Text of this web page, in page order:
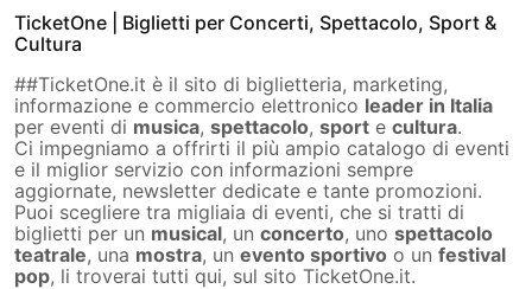
TicketOne | Biglietti per Concerti, Spettacolo, Sport &
Cultura
##TicketOne.it è il sito di biglietteria, marketing,
informazione e commercio elettronico leader in Italia
per eventi di musica, spettacolo, sport e cultura.
Ci impegniamo a offrirti il più ampio catalogo di eventi
e il miglior servizio con informazioni sempre
aggiornate, newsletter dedicate e tante promozioni.
Puoi scegliere tra migliaia di eventi, che si tratti di
biglietti per un musical, un concerto, uno spettacolo
teatrale, una mostra, un evento sportivo o un festival
pop, li troverai tutti qui, sul sito TicketOne.it.